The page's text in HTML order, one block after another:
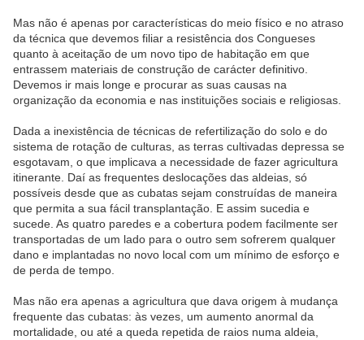
Mas não é apenas por características do meio físico e no atraso
da técnica que devemos filiar a resistência dos Congueses
quanto à aceitação de um novo tipo de habitação em que
entrassem materiais de construção de carácter definitivo.
Devemos ir mais longe e procurar as suas causas na
organização da economia e nas instituições sociais e religiosas.
Dada a inexistência de técnicas de refertilização do solo e do
sistema de rotação de culturas, as terras cultivadas depressa se
esgotavam, o que implicava a necessidade de fazer agricultura
itinerante. Daí as frequentes deslocações das aldeias, só
possíveis desde que as cubatas sejam construídas de maneira
que permita a sua fácil transplantação. E assim sucedia e
sucede. As quatro paredes e a cobertura podem facilmente ser
transportadas de um lado para o outro sem sofrerem qualquer
dano e implantadas no novo local com um mínimo de esforço e
de perda de tempo.
Mas não era apenas a agricultura que dava origem à mudança
frequente das cubatas: às vezes, um aumento anormal da
mortalidade, ou até a queda repetida de raios numa aldeia,